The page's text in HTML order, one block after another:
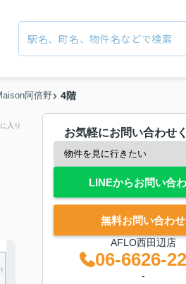
阿倍野 4階
入り
お気軽にお問い合わせ
LINEからお問い合
無料お問い合わせ
AFLO西田辺店
06-6626-
-